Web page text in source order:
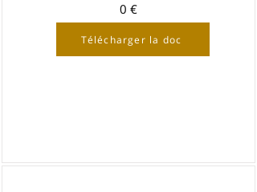
0 €
Télécharger la doc